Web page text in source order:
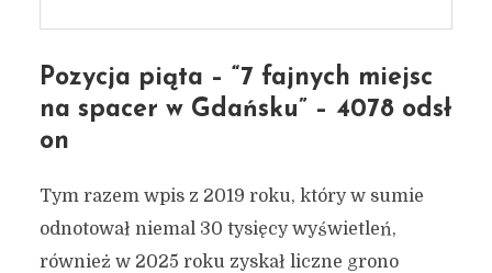
Pozycja piąta – “7 fajnych miejsc
na spacer w Gdańsku” – 4078 odsł
on
Tym razem wpis z 2019 roku, który w sumie
odnotował niemal 30 tysięcy wyświetleń,
również w 2025 roku zyskał liczne grono